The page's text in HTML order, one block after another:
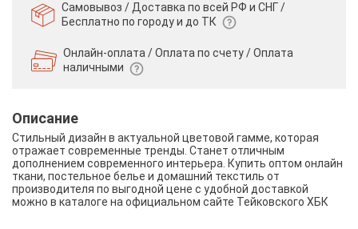
Самовывоз / Доставка по всей РФ и СНГ /
Бесплатно по городу и до ТК
Онлайн-оплата / Оплата по счету /Оплата
наличными
Описание
Стильный дизайн в актуальной цветовой гамме, которая
отражает современные тренды. Станет отличным
дополнением современного интерьера. Купить оптом онлайн
ткани, постельное белье и домашний текстиль от
производителя по выгодной цене с удобной доставкой
можно в каталоге на официальном сайте Тейковского ХБК